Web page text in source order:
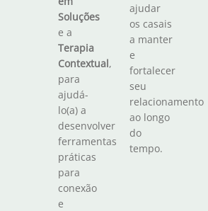
Soluções
e a
Terapia
Contextual,
para
ajudá-
lo(a) a
desenvolver
ferramentas
práticas
para
conexão
e
ajudar
os casais
a manter
e
fortalecer
seu
relacionamento
ao longo
do
tempo.